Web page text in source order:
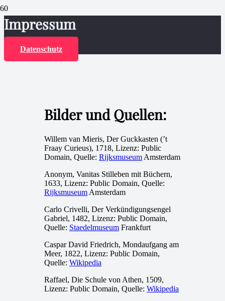
Impressum
Datenschutz
Bilder und Quellen:
Willem van Mieris, Der Guckkasten (’t
Fraay Curieus), 1718, Lizenz: Public
Domain, Quelle: Rijksmuseum Amsterdam
Anonym, Vanitas Stilleben mit Büchern,
1633, Lizenz: Public Domain, Quelle:
Rijksmuseum Amsterdam
Carlo Crivelli, Der Verkündigungsengel
Gabriel, 1482, Lizenz: Public Domain,
Quelle: Staedelmuseum Frankfurt
Caspar David Friedrich, Mondaufgang am
Meer, 1822, Lizenz: Public Domain,
Quelle: Wikipedia
Raffael, Die Schule von Athen, 1509,
Lizenz: Public Domain, Quelle: Wikipedia